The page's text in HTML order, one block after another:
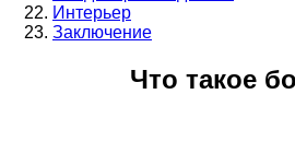
Интерьер
Заключение
Что такое